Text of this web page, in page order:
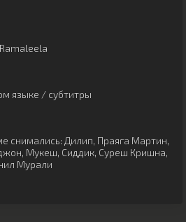
Ramaleela
языке / субтитры
снимались: Дилип, Праяга Мартин,
, Мукеш, Сиддик, Суреш Кришна,
Мурали